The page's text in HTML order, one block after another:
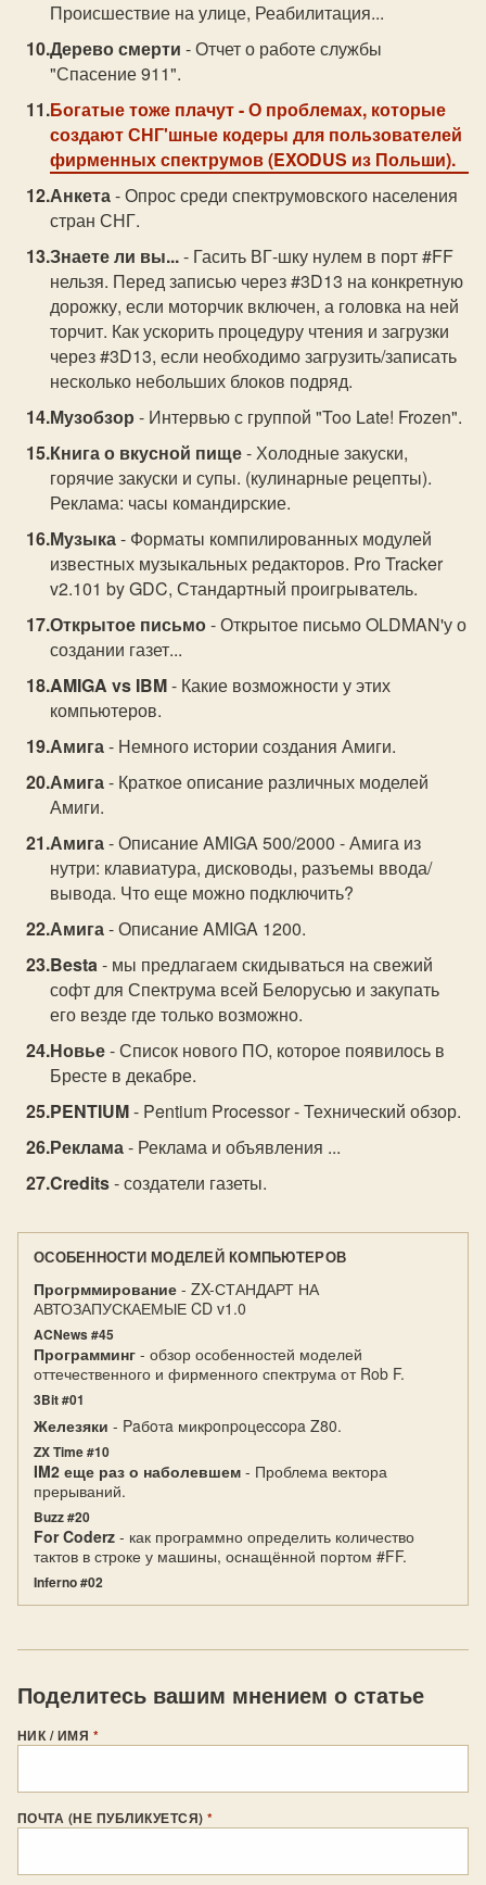
Происшествие на улице, Реабилитация...
Дерево смерти - Отчет о работе службы
"Спасение 911".
Богатые тоже плачут- О проблемах, которые
создают СНГ'шные кодеры для пользователей
фирменных спектрумов (EXODUS из Польши).
Анкета- Опрос среди спектрумовского населения
стран СНГ.
Знаете ли вы...- Гасить ВГ-шку нулем в порт #FF
нельзя. Перед записью через #3D13 на конкретную
дорожку, если моторчик включен, а головка на ней
торчит. Как ускорить процедуру чтения и загрузки
через #3D13, если необходимо загрузить/записать
несколько небольших блоков подряд.
Музобзор - Интервью с группой "Too Late! Frozen".
Книга о вкусной пище- Холодные закуски,
горячие закуски и супы. (кулинарные рецепты).
Реклама: часы командирские.
Музыка- Форматы компилированных модулей
известных музыкальных редакторов. Pro Tracker
v2.101 by GDC, Стандартный проигрыватель.
Открытое письмо- Открытое письмо OLDMAN'у о
создании газет...
AMIGA vs IBM- Какие возможности у этих
компьютеров.
Амига- Немного истории создания Амиги.
Амига- Краткое описание различных моделей
Амиги.
Амига- Описание AMIGA 500/2000 - Амига из
нутри: клавиатура, дисководы, разъемы ввода/
вывода. Что еще можно подключить?
Амига- Описание AMIGA 1200.
Besta- мы предлагаем скидываться на свежий
софт для Спектрума всей Белорусью и закупать
его везде где только возможно.
Новье- Список нового ПО, которое появилось в
Бресте в декабре.
PENTIUM- Pentium Processor - Технический обзор.
Реклама- Реклама и объявления ...
Credits- создатели газеты.
ОСОБЕННОСТИ МОДЕЛЕЙ КОМПЬЮТЕРОВ
Прогрммирование - ZX-СТАНДАРТ НА
АВТОЗАПУСКАЕМЫЕ CD v1.0
ACNews #45
Программинг - обзор особенностей моделей
оттечественного и фирменного спектрума от Rob F.
3Bit #01
Железяки - Paбoтa микpoпpoцeccopa Z80.
ZX Time #10
IM2 еще раз о наболевшем - Проблема вектора
прерываний.
Buzz #20
For Coderz - как программно определить количество
тактов в строке у машины, оснащённой портом #FF.
Inferno #02
Поделитесь вашим мнением о статье
НИК / ИМЯ *
ПОЧТА (НЕ ПУБЛИКУЕТСЯ)*